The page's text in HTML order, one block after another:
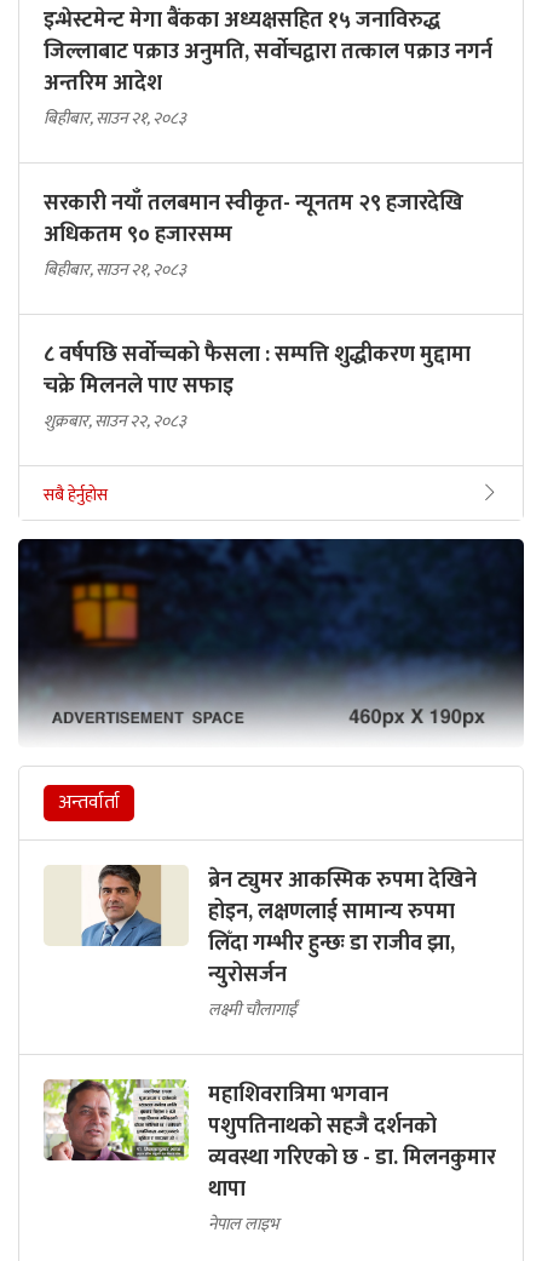
इन्भेस्टमेन्ट मेगा बैंकका अध्यक्षसहित १५ जनाविरुद्ध
जिल्लाबाट पक्राउ अनुमति, सर्वोचद्वारा तत्काल पक्राउ नगर्न
अन्तरिम आदेश
बिहीबार, साउन २१, २०८३
सरकारी नयाँ तलबमान स्वीकृत- न्यूनतम २९ हजारदेखि
अधिकतम ९० हजारसम्म
बिहीबार, साउन २१, २०८३
८ वर्षपछि सर्वोच्चको फैसला : सम्पत्ति शुद्धीकरण मुद्दामा
चक्रे मिलनले पाए सफाइ
शुक्रबार, साउन २२, २०८३
सबै हेर्नुहोस
अन्तर्वार्ता
ब्रेन ट्युमर आकस्मिक रुपमा देखिने
होइन, लक्षणलाई सामान्य रुपमा
लिँदा गम्भीर हुन्छः डा राजीव झा,
न्युरोसर्जन
लक्ष्मी चौलागाईं
महाशिवरात्रिमा भगवान
पशुपतिनाथको सहजै दर्शनको
व्यवस्था गरिएको छ - डा. मिलनकुमार
थापा
नेपाल लाइभ